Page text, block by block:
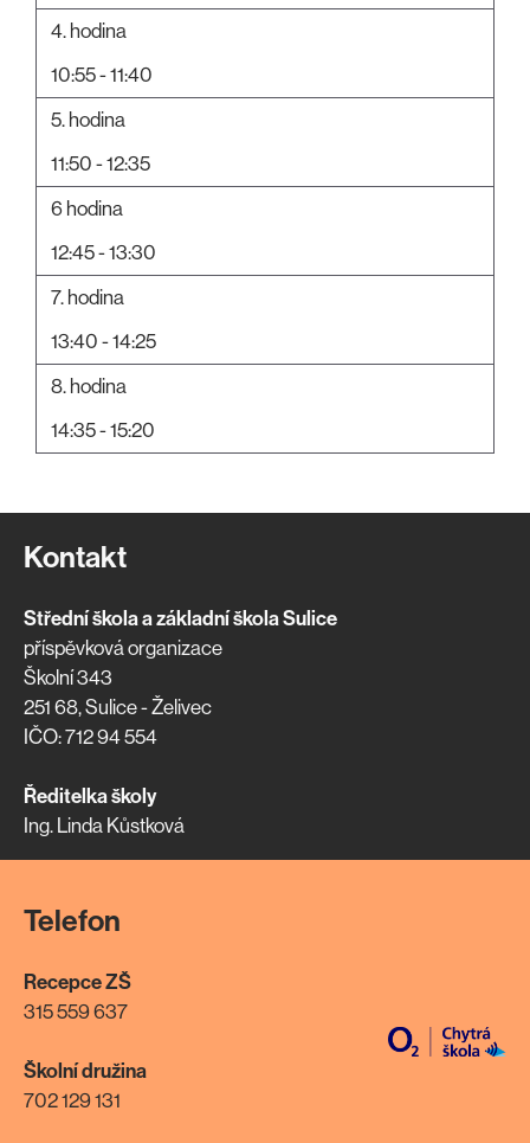
4. hodina
10:55 - 11:40
5. hodina
11:50 - 12:35
6 hodina
12:45 - 13:30
7. hodina
13:40 - 14:25
8. hodina
14:35 - 15:20
Kontakt
Střední škola a základní škola Sulice
příspěvková organizace
Školní 343
251 68, Sulice - Želivec
IČO: 712 94 554
Ředitelka školy
Ing. Linda Kůstková
Telefon
Recepce ZŠ
315 559 637
Školní družina
702 129 131